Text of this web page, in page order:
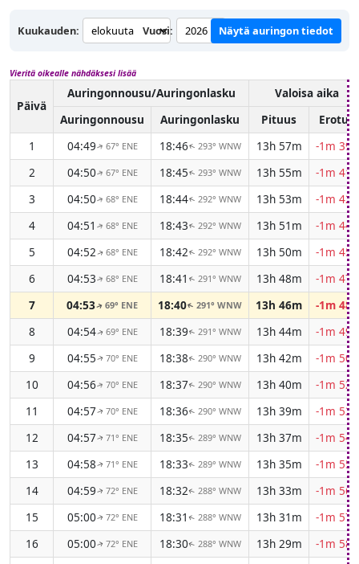
Kuukauden: Vuosi: Näytä auringon tiedot
Vieritä oikealle nähdäksesi lisää
Päivä
Auringonnousu/Auringonlasku
Valoisa aika
Auringonnousu
Auringonlasku Pituus
Erotus
1
04:49↑ 67° ENE 18:46↑ 293° WNW 13h 57m
-1m 39s
2
04:50↑ 67° ENE 18:45↑ 293° WNW 13h 55m
-1m 41s
3
04:50↑ 68° ENE 18:44↑ 292° WNW 13h 53m
-1m 42s
4
04:51 ↑ 68° ENE 18:43↑ 292° WNW 13h 51m
-1m 44s
5
04:52↑ 68° ENE 18:42↑ 292° WNW 13h 50m
-1m 45s
6
04:53↑ 68° ENE 18:41 ↑ 291° WNW 13h 48m
-1m 47s
7
04:53↑69° ENE 18:40↑291° WNW 13h 46m
-1m 48s
8
04:54↑ 69° ENE 18:39↑ 291° WNW 13h 44m
-1m 49s
9
04:55↑ 70° ENE 18:38↑ 290° WNW 13h 42m
-1m 50s
10
04:56↑ 70° ENE 18:37↑ 290° WNW 13h 40m
-1m 52s
11
04:57↑ 70° ENE 18:36↑ 290° WNW 13h 39m
-1m 53s
12
04:57↑ 71° ENE 18:35↑ 289° WNW 13h 37m
-1m 54s
13
04:58↑ 71° ENE 18:33↑ 289° WNW 13h 35m
-1m 55s
14
04:59↑ 72° ENE 18:32↑ 288° WNW 13h 33m
-1m 56s
15
05:00↑ 72° ENE 18:31 ↑ 288° WNW 13h 31m
-1m 57s
16
05:00↑ 72° ENE 18:30↑ 288° WNW 13h 29m
-1m 58s